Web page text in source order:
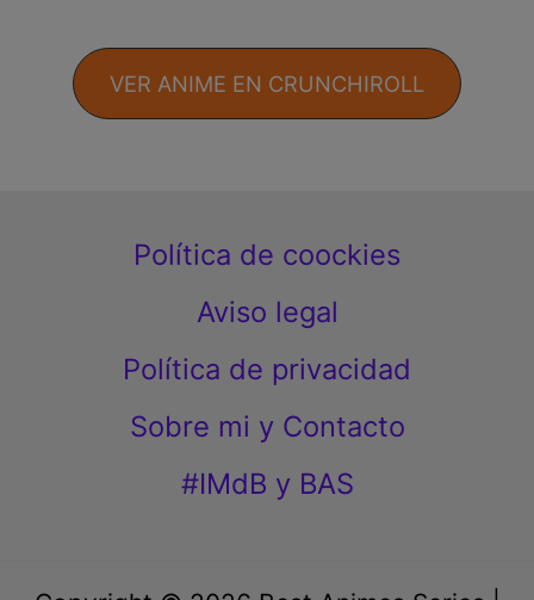
VER ANIME EN CRUNCHIROLL
Política de coockies
Aviso legal
Política de privacidad
Sobre mi y Contacto
#IMdB y BAS